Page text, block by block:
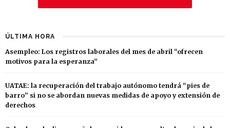
ÚLTIMA HORA
Asempleo: Los registros laborales del mes de abril “ofrecen
motivos para la esperanza”
UATAE: la recuperación del trabajo autónomo tendrá “pies de
barro” si no se abordan nuevas medidas de apoyo y extensión de
derechos